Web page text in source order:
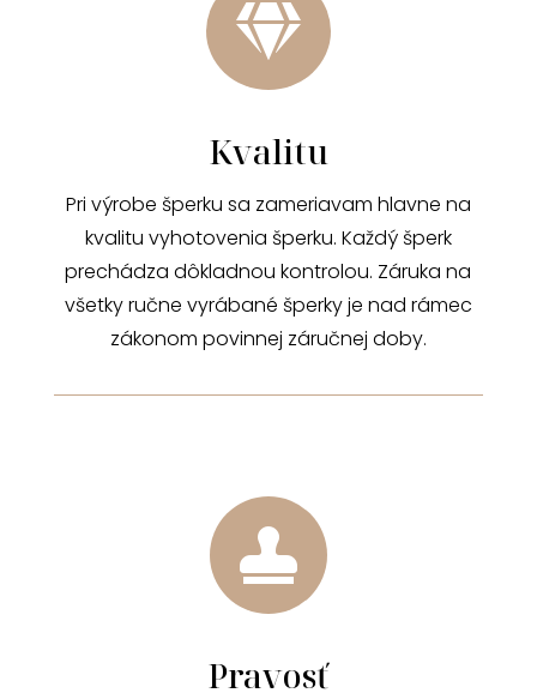

Kvalitu
Pri výrobe šperku sa zameriavam hlavne na
kvalitu vyhotovenia šperku. Každý šperk
prechádza dôkladnou kontrolou. Záruka na
všetky ručne vyrábané šperky je nad rámec
zákonom povinnej záručnej doby.

Pravosť